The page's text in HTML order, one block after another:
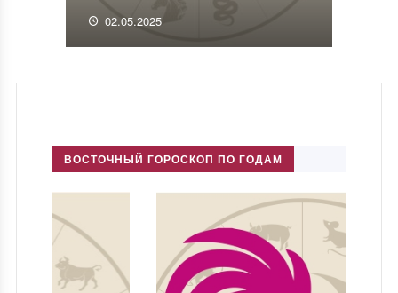
02.05.2025
ВОСТОЧНЫЙ ГОРОСКОП ПО ГОДАМ